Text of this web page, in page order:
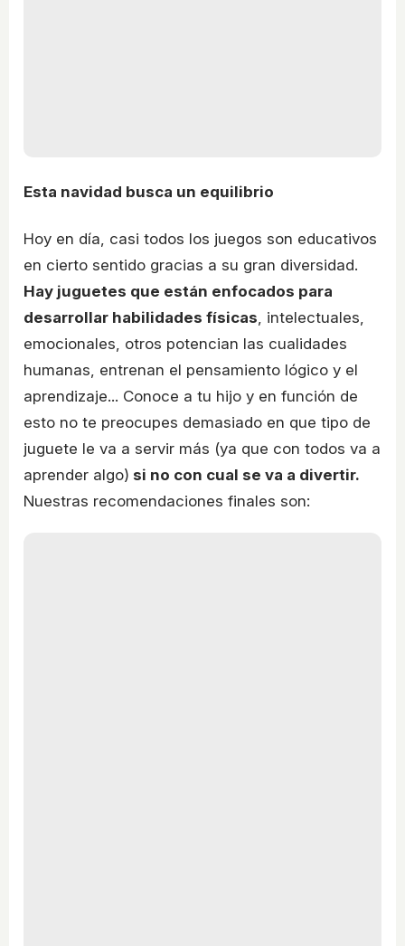
Esta navidad busca un equilibrio
Hoy en día, casi todos los juegos son educativos
en cierto sentido gracias a su gran diversidad.
Hay juguetes que están enfocados para
desarrollar habilidades físicas , intelectuales,
emocionales, otros potencian las cualidades
humanas, entrenan el pensamiento lógico y el
aprendizaje... Conoce a tu hijo y en función de
esto no te preocupes demasiado en que tipo de
juguete le va a servir más (ya que con todos va a
aprender algo) si no con cual se va a divertir.
Nuestras recomendaciones finales son: